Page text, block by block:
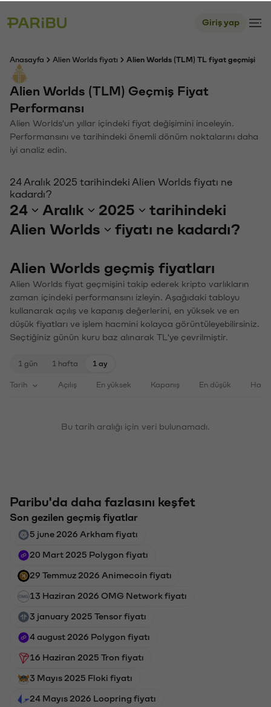
Giriş yap
Anasayfa Alien Worlds fiyatı Alien Worlds (TLM) TL fiyat geçmişi
Alien Worlds (TLM) Geçmiş Fiyat
Performansı
Alien Worlds'un yıllar içindeki fiyat değişimini inceleyin.
Performansını ve tarihindeki önemli dönüm noktalarını daha
iyi analiz edin.
24 Aralık 2025 tarihindeki Alien Worlds fiyatı ne
kadardı?
24 Aralık 2025
tarihindeki
Alien Worlds
fiyatı ne kadardı?
Alien Worlds geçmiş fiyatları
Alien Worlds fiyat geçmişini takip ederek kripto varlıkların
zaman içindeki performansını izleyin. Aşağıdaki tabloyu
kullanarak açılış ve kapanış değerlerini, en yüksek ve en
düşük fiyatları ve işlem hacmini kolayca görüntüleyebilirsiniz.
Seçtiğiniz günün kuru baz alınarak TL'ye çevrilmiştir.
1 gün 1 hafta 1 ay
Tarih Açılış En yüksek Kapanış En düşük
Bu tarih aralığı için veri bulunamadı.
Paribu'da daha fazlasını keşfet
Son gezilen geçmiş fiyatlar
5 june 2026 Arkham fiyatı
20 Mart 2025 Polygon fiyatı
29 Temmuz 2026 Animecoin fiyatı
13 Haziran 2026 OMG Network fiyatı
3 january 2025 Tensor fiyatı
4 august 2026 Polygon fiyatı
16 Haziran 2025 Tron fiyatı
3 Mayıs 2025 Floki fiyatı
24 Mayıs 2026 Loopring fiyatı